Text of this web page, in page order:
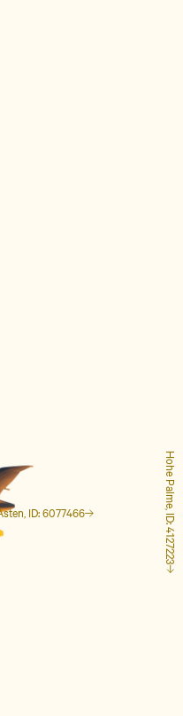
ID: 6077466 Hohe Palme, ID: 4127223